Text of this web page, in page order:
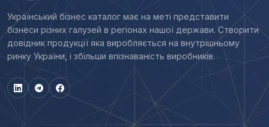
Український бізнес каталог має на меті представити
бізнеси різних галузей в регіонах нашої держави. Створити
довідник продукції яка виробляється на внутрішньому
ринку України, і збільши впізнаваність виробників.